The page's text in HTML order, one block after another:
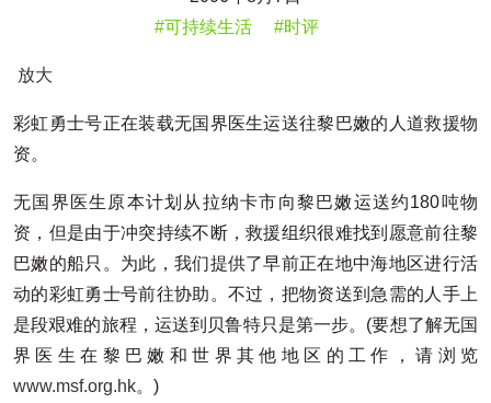
#可持续生活
#时评
放大
彩虹勇士号正在装载无国界医生运送往黎巴嫩的人道救援物
资。
无国界医生原本计划从拉纳卡市向黎巴嫩运送约180吨物
资，但是由于冲突持续不断，救援组织很难找到愿意前往黎
巴嫩的船只。为此，我们提供了早前正在地中海地区进行活
动的彩虹勇士号前往协助。不过，把物资送到急需的人手上
是段艰难的旅程，运送到贝鲁特只是第一步。(要想了解无国
界医生在黎巴嫩和世界其他地区的工作，请浏览
www.msf.org.hk。)